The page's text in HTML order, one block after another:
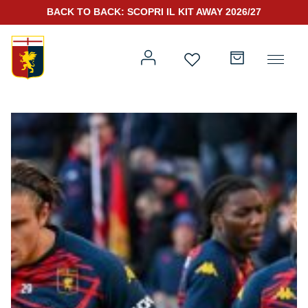
Prima squadra
Prima squadra
Genoa for Special
Kit Gara 2026/27
Training
Rappresentanza
Kit Gara 25/26
BACK TO BACK: SCOPRI IL KIT AWAY 2026/27